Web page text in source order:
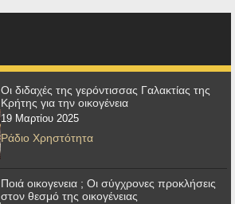
Οι διδαχές της γερόντισσας Γαλακτίας της
Κρήτης για την οικογένεια
19 Μαρτίου 2025
Ράδιο Χρηστότητα
Ποιά οικογενεια ; Οι σύγχρονες προκλήσεις
στον θεσμό της οικογένειας